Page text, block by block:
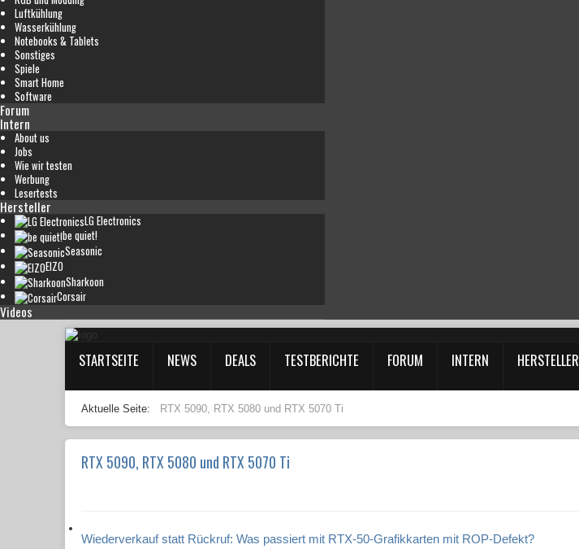
Luftkühlung
Wasserkühlung
Notebooks & Tablets
Sonstiges
Spiele
Smart Home
Software
Forum
Intern
About us
Jobs
Wie wir testen
Werbung
Lesertests
Hersteller
LG Electronics
be quiet!
Seasonic
EIZO
Sharkoon
Corsair
Videos
STARTSEITE NEWS DEALS TESTBERICHTE FORUM INTERN HERSTELLER
Aktuelle Seite: RTX 5090, RTX 5080 und RTX 5070 Ti
RTX 5090, RTX 5080 und RTX 5070 Ti
Wiederverkauf statt Rückruf: Was passiert mit RTX-50-Grafikkarten mit ROP-Defekt?